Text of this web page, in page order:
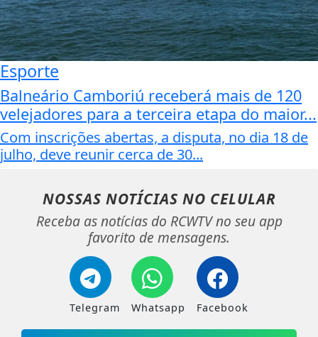
Esporte
Balneário Camboriú receberá mais de 120
velejadores para a terceira etapa do maior...
Com inscrições abertas, a disputa, no dia 18 de
julho, deve reunir cerca de 30...
NOSSAS NOTÍCIAS NO CELULAR
Receba as notícias do RCWTV no seu app
favorito de mensagens.
Telegram Whatsapp Facebook